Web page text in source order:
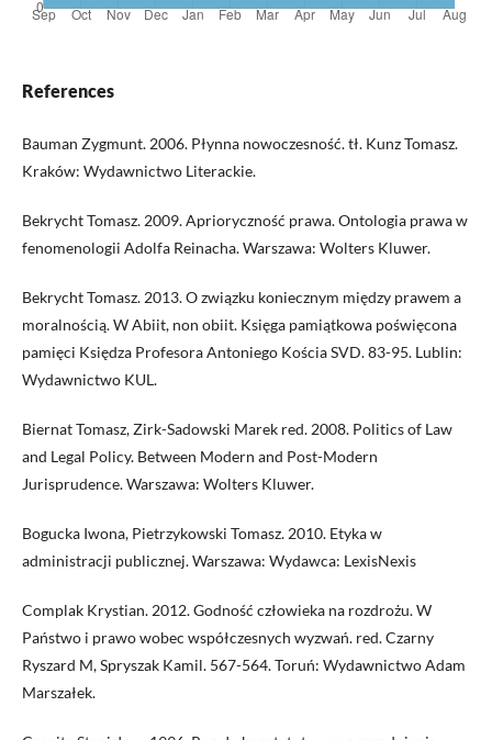
References
Bauman Zygmunt. 2006. Płynna nowoczesność. tł. Kunz Tomasz.
Kraków: Wydawnictwo Literackie.
Bekrycht Tomasz. 2009. Aprioryczność prawa. Ontologia prawa w
fenomenologii Adolfa Reinacha. Warszawa: Wolters Kluwer.
Bekrycht Tomasz. 2013. O związku koniecznym między prawem a
moralnością. W Abiit, non obiit. Księga pamiątkowa poświęcona
pamięci Księdza Profesora Antoniego Kościa SVD. 83-95. Lublin:
Wydawnictwo KUL.
Biernat Tomasz, Zirk-Sadowski Marek red. 2008. Politics of Law
and Legal Policy. Between Modern and Post-Modern
Jurisprudence. Warszawa: Wolters Kluwer.
Bogucka Iwona, Pietrzykowski Tomasz. 2010. Etyka w
administracji publicznej. Warszawa: Wydawca: LexisNexis
Complak Krystian. 2012. Godność człowieka na rozdrożu. W
Państwo i prawo wobec współczesnych wyzwań. red. Czarny
Ryszard M, Spryszak Kamil. 567-564. Toruń: Wydawnictwo Adam
Marszałek.